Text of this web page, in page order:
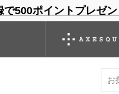
500ポイントプレゼン
ト 商品一覧
ックパック グローブ シ